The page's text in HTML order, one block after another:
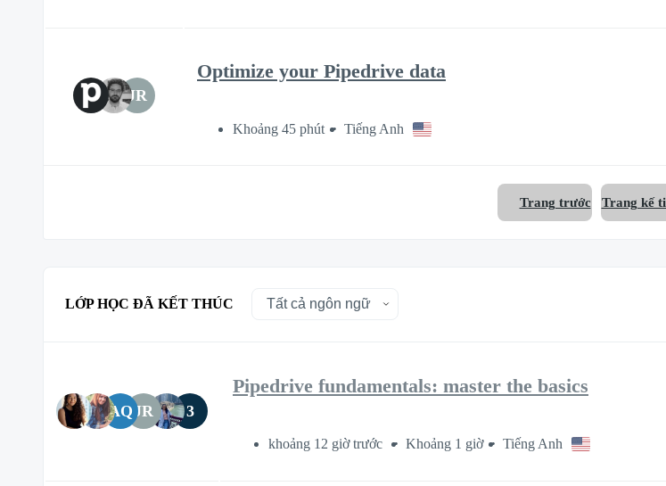
JR
Optimize your Pipedrive data
Khoảng 45 phút Tiếng Anh
Trang trước Trang kế
LỚP HỌC ĐÃ KẾT THÚC
AQ JR 3
Pipedrive fundamentals: master the basics
khoảng 12 giờ trước Khoảng 1 giờ Tiếng Anh